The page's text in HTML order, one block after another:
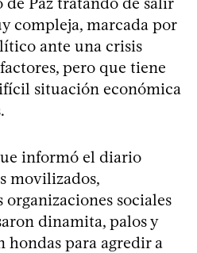
compleja, marcada por
ante una crisis
pero que tiene
situación económica
informó el diario
movilizados,
sociales
dinamita, palos y
hondas para agredir a